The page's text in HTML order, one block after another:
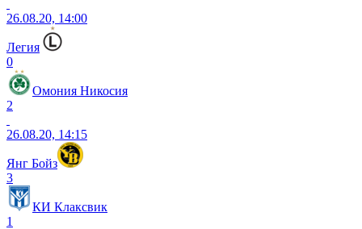
26.08.20, 14:00
Легия
0
Омония Никосия
2
26.08.20, 14:15
Янг Бойз
3
КИ Клаксвик
1